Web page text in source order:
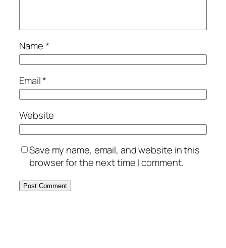
Name*
Email*
Website
Save my name, email, and website in this
browser for the next time I comment.